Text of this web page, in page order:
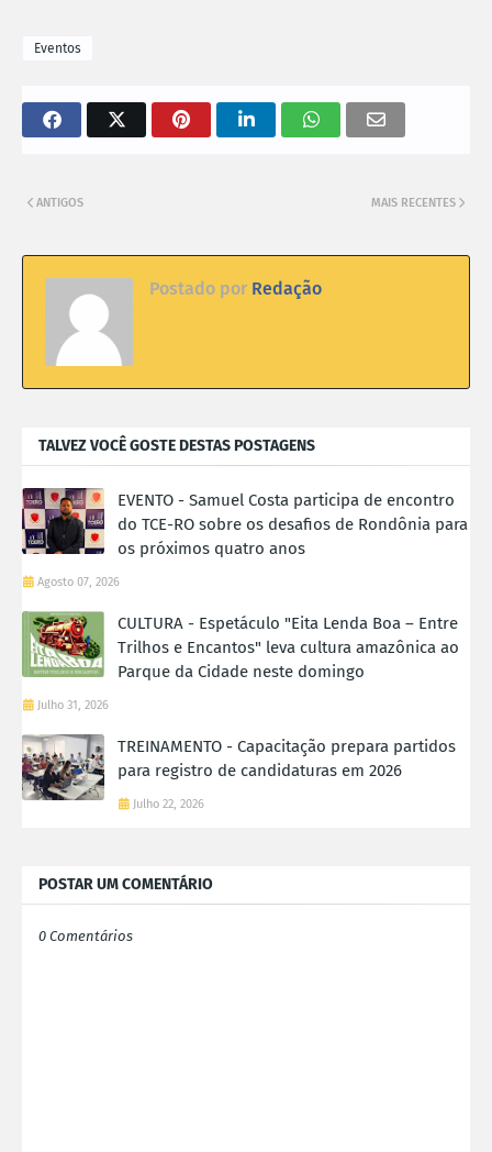
Eventos
MAIS RECENTES
ANTIGOS
Postado por Redação
TALVEZ VOCÊ GOSTE DESTAS POSTAGENS
EVENTO - Samuel Costa participa de encontro
do TCE-RO sobre os desafios de Rondônia para
os próximos quatro anos
Agosto 07, 2026
CULTURA - Espetáculo "Eita Lenda Boa – Entre
Trilhos e Encantos" leva cultura amazônica ao
Parque da Cidade neste domingo
Julho 31, 2026
TREINAMENTO - Capacitação prepara partidos
para registro de candidaturas em 2026
Julho 22, 2026
POSTAR UM COMENTÁRIO
0 Comentários